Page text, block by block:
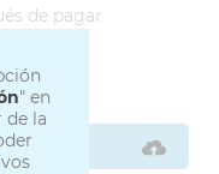
" en
de la
de pagar